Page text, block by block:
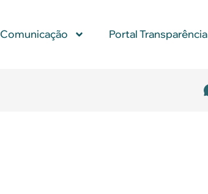
Comunicação Portal Transparência